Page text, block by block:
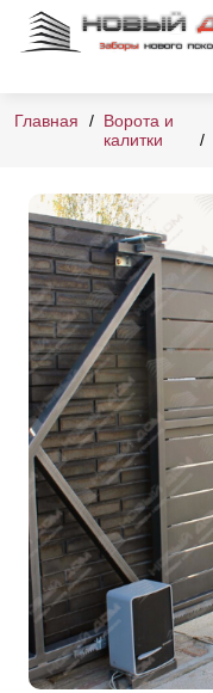
Главная
Ворота и
калитки